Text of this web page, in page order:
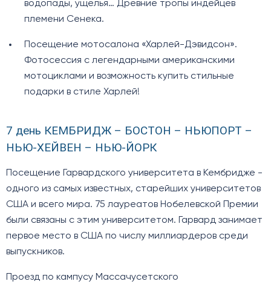
водопады, ущелья… Древние тропы индейцев
племени Сенека.
Посещение мотосалона «Харлей-Дэвидсон».
Фотосессия с легендарными американскими
мотоциклами и возможность купить стильные
подарки в стиле Харлей!
7 день КЕМБРИДЖ – БОСТОН – НЬЮПОРТ –
НЬЮ-ХЕЙВЕН – НЬЮ-ЙОРК
Посещение Гарвардского университета в Кембридже -
одного из самых известных, старейших университетов
США и всего мира. 75 лауреатов Нобелевской Премии
были связаны с этим университетом. Гарвард занимает
первое место в США по числу миллиардеров среди
выпускников.
Проезд по кампусу Массачусетского